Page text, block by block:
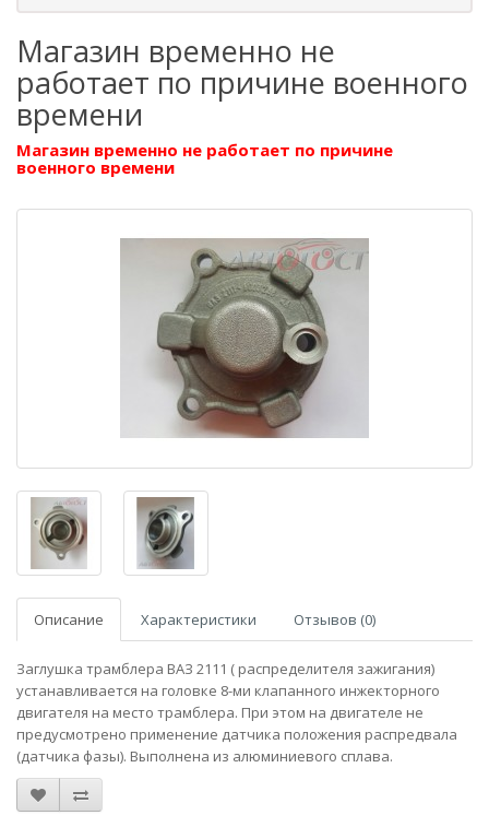
Магазин временно не
работает по причине военного
времени
Магазин временно не работает по причине
военного времени
Описание Характеристики Отзывов (0)
Заглушка трамблера ВАЗ 2111 ( распределителя зажигания)
устанавливается на головке 8-ми клапанного инжекторного
двигателя на место трамблера. При этом на двигателе не
предусмотрено применение датчика положения распредвала
(датчика фазы). Выполнена из алюминиевого сплава.